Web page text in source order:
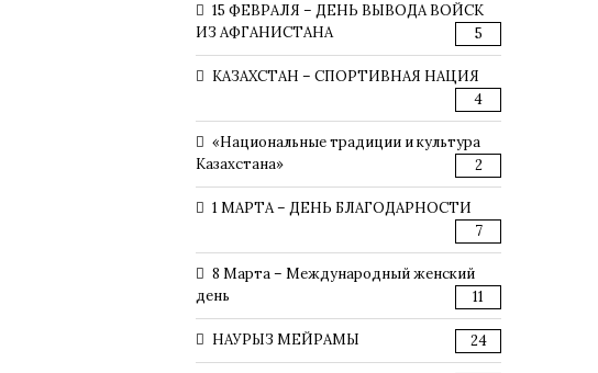
15 ФЕВРАЛЯ – ДЕНЬ ВЫВОДА ВОЙСК
ИЗ АФГАНИСТАНА
5
КАЗАХСТАН – СПОРТИВНАЯ НАЦИЯ
4
«Национальные традиции и культура
Казахстана»
2
1 МАРТА – ДЕНЬ БЛАГОДАРНОСТИ
7
8 Марта – Международный женский
день
11
НАУРЫЗ МЕЙРАМЫ 24